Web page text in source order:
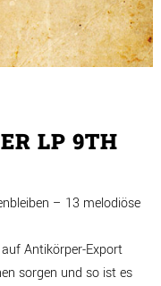
LP 9TH
– 13 melodiöse
Antikörper-Export
sorgen und so ist es